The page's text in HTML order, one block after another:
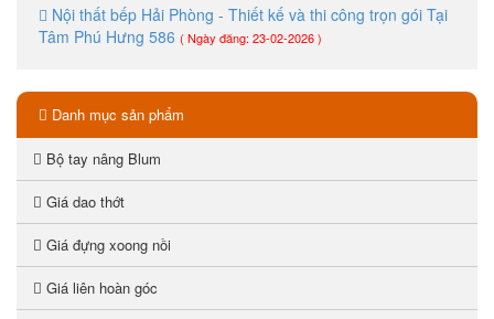
Nội thất bếp Hải Phòng - Thiết kế và thi công trọn gói Tại
Tâm Phú Hưng 586 ( Ngày đăng: 23-02-2026 )
Danh mục sản phẩm
Bộ tay nâng Blum
Giá dao thớt
Giá đựng xoong nồi
Giá liên hoàn góc